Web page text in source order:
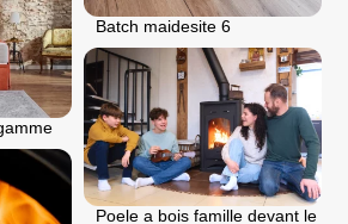
Batch maidesite 6
Poele a bois famille devant le